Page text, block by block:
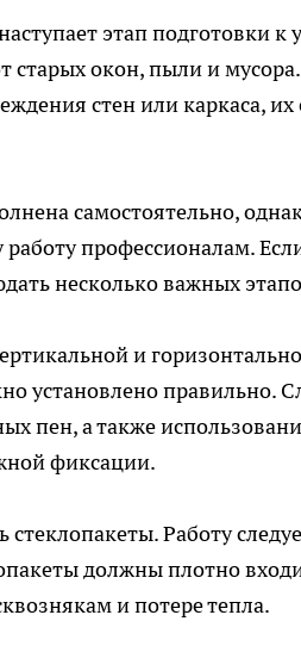
этап подготовки к
старых окон, пыли и
стен или каркаса, их
самостоятельно,
профессионалам.
несколько важных
и
установлено
пен, а также
фиксации.
Работу
должны плотно
и потере тепла.